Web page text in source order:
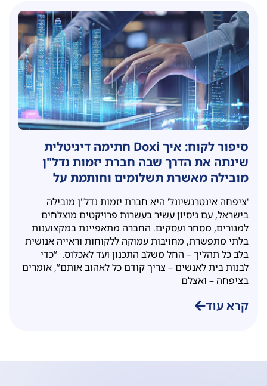
סיפור לקוח: איך Doxi חתימה דיגיטלית
שינתה את הדרך שבה חברת יזמות נדל"ן
מובילה מאשרת תשלומים וחותמת על
'ציפחה אינטרנשיונל' היא חברת יזמות נדל"ן מובילה
בישראל, עם ניסיון עשיר בעשרות פרויקטים מוצלחים
למגורים, מסחר ועסקים. החברה מתאפיינת במקצוענות
בלתי מתפשרת, מחויבות עמוקה ללקוחות וראייה אנושית
בלב כל תהליך – החל משלב התכנון ועד לאכלוס. “כדי
לבנות בית לאנשים – צריך קודם כל לאהוב אותם”, אומרים
בציפחה – ואצלם
קרא עוד